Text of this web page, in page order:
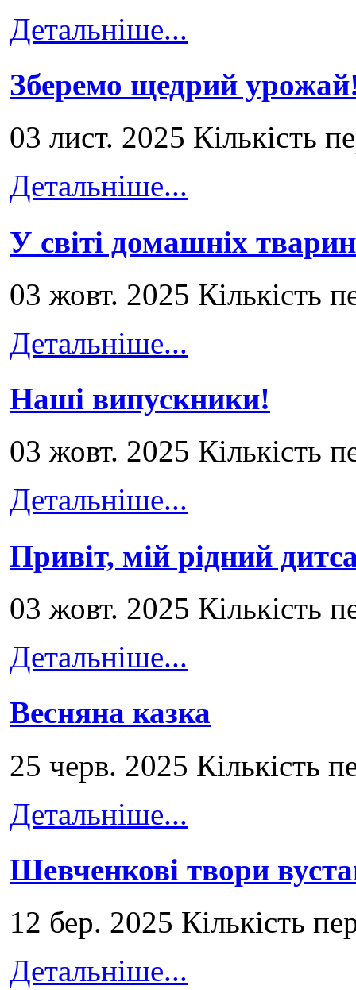
Детальніше...
Зберемо щедрий
03 лист. 2025 Кількість
Детальніше...
У світі домашніх тварин
03 жовт. 2025 Кількість
Детальніше...
Наші випускники!
03 жовт. 2025 Кількість
Детальніше...
Привіт, мій рідний
03 жовт. 2025 Кількість
Детальніше...
Весняна казка
25 черв. 2025 Кількість
Детальніше...
Шевченкові твори
12 бер. 2025 Кількість
Детальніше...